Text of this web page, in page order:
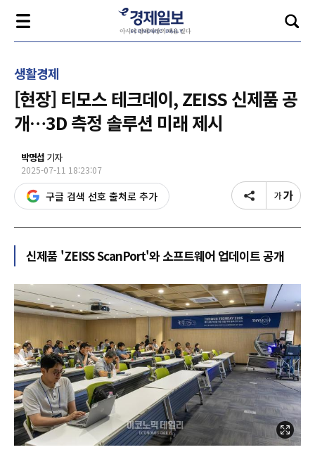
생활경제
[현장] 티모스 테크데이, ZEISS 신제품 공
개…3D 측정 솔루션 미래 제시
박명섭 기자
2025-07-11 18:23:07
구글 검색 선호 출처로 추가
신제품 'ZEISS ScanPort'와 소프트웨어 업데이트 공개